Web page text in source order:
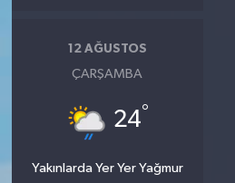
12 AĞUSTOS
ÇARŞAMBA
24°
Yakınlarda Yer Yer Yağmur